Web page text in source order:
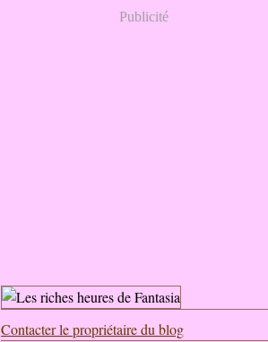
Publicité
Contacter le propriétaire du blog